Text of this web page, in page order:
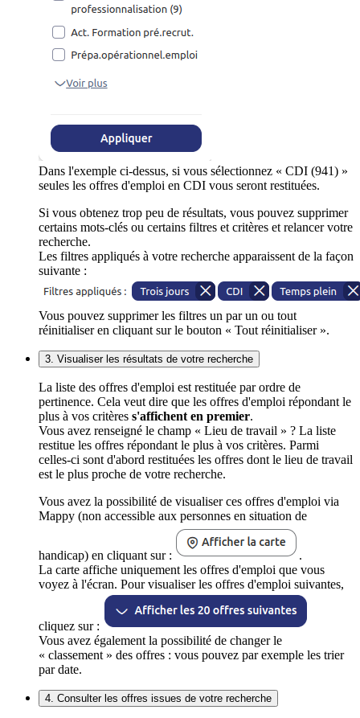
Dans l'exemple ci-dessus, si vous sélectionnez « CDI (941) »
seules les offres d'emploi en CDI vous seront restituées.
Si vous obtenez trop peu de résultats, vous pouvez supprimer
certains mots-clés ou certains filtres et critères et relancer votre
recherche.
Les filtres appliqués à votre recherche apparaissent de la façon
suivante :
Vous pouvez supprimer les filtres un par un ou tout
réinitialiser en cliquant sur le bouton « Tout réinitialiser ».
3. Visualiser les résultats de votre recherche
La liste des offres d'emploi est restituée par ordre de
pertinence. Cela veut dire que les offres d'emploi répondant le
plus à vos critères s'affichent en premier.
Vous avez renseigné le champ « Lieu de travail » ? La liste
restitue les offres répondant le plus à vos critères. Parmi
celles-ci sont d'abord restituées les offres dont le lieu de travail
est le plus proche de votre recherche.
Vous avez la possibilité de visualiser ces offres d'emploi via
Mappy (non accessible aux personnes en situation de
handicap) en cliquant sur :
.
La carte affiche uniquement les offres d'emploi que vous
voyez à l'écran. Pour visualiser les offres d'emploi suivantes,
cliquez sur :
Vous avez également la possibilité de changer le
« classement » des offres : vous pouvez par exemple les trier
par date.
4. Consulter les offres issues de votre recherche